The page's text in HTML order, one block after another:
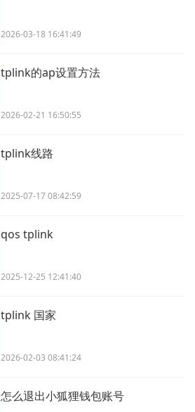
2026-03-18 16:41:49
tplink的ap设置方法
2026-02-21 16:50:55
tplink线路
2025-07-17 08:42:59
qos tplink
2025-12-25 12:41:40
tplink 国家
2026-02-03 08:41:24
怎么退出小狐狸钱包账号